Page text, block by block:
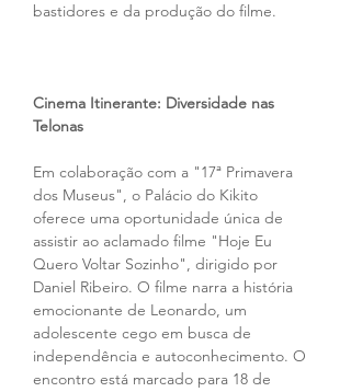
bastidores e da produção do filme.
Cinema Itinerante: Diversidade nas
Telonas
Em colaboração com a "17ª Primavera
dos Museus", o Palácio do Kikito
oferece uma oportunidade única de
assistir ao aclamado filme "Hoje Eu
Quero Voltar Sozinho", dirigido por
Daniel Ribeiro. O filme narra a história
emocionante de Leonardo, um
adolescente cego em busca de
independência e autoconhecimento. O
encontro está marcado para 18 de